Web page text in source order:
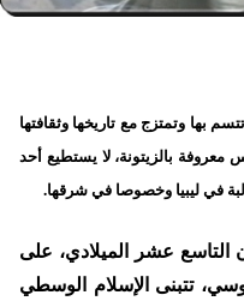
بها وتمتزج مع تاريخها وثقافتها
بالزيتونة، لا يستطيع أحد
في ليبيا وخصوصا في شرقها.
عشر الميلادي، على
تتبنى الإسلام الوسطي